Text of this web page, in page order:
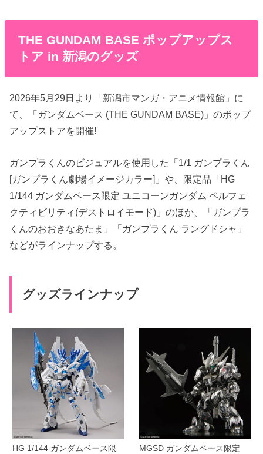
THE GUNDAM BASE ポップアップス
トア in 新潟のグッズ
2026年5月29日より「新潟市マンガ・アニメ情報館」に
て、「ガンダムベース (THE GUNDAM BASE)」のポップ
アップストアを開催!
ガンプラくんのビジュアルを使用した「1/1 ガンプラくん
[ガンプラくん劇場イメージカラー]」や、限定品「HG
1/144 ガンダムベース限定 ユニコーンガンダム ペルフェ
クティビリティ(デストロイモード)」のほか、「ガンプラ
くんのおおきなあたま」「ガンプラくん ラングドシャ」
などがラインナップする。
グッズラインナップ
HG 1/144 ガンダムベース限
MGSD ガンダムベース限定